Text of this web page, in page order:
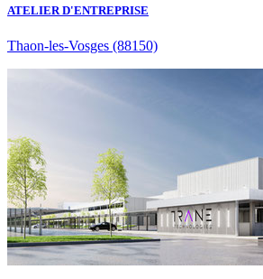
ATELIER D'ENTREPRISE
Thaon-les-Vosges (88150)